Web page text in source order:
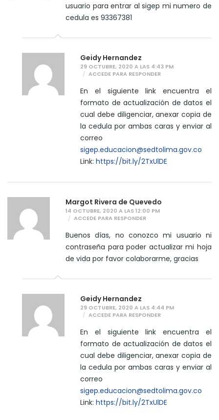
usuario para entrar al sigep mi numero de
cedula es 93367381
Geidy Hernandez
29 OCTUBRE, 2020 A LAS 4:43 PM
ACCEDE PARA RESPONDER
En el siguiente link encuentra el
formato de actualización de datos el
cual debe diligenciar, anexar copia de
la cedula por ambas caras y enviar al
correo
sigep.educacion@sedtolima.gov.co
Link: https://bit.ly/2TxUlDE
Margot Rivera de Quevedo
14 OCTUBRE, 2020 A LAS 12:00 PM
ACCEDE PARA RESPONDER
Buenos días, no conozco mi usuario ni
contraseña para poder actualizar mi hoja
de vida por favor colaborarme, gracias
Geidy Hernandez
29 OCTUBRE, 2020 A LAS 4:44 PM
ACCEDE PARA RESPONDER
En el siguiente link encuentra el
formato de actualización de datos el
cual debe diligenciar, anexar copia de
la cedula por ambas caras y enviar al
correo
sigep.educacion@sedtolima.gov.co
Link: https://bit.ly/2TxUlDE